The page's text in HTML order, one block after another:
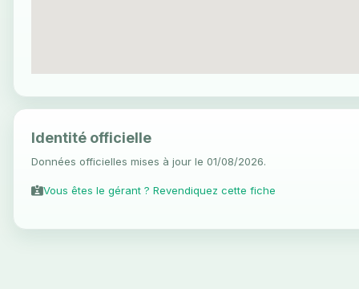
Identité officielle
Données officielles mises à jour le 01/08/2026.
Vous êtes le gérant ? Revendiquez cette fiche